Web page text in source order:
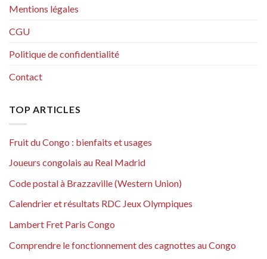
Mentions légales
CGU
Politique de confidentialité
Contact
TOP ARTICLES
Fruit du Congo : bienfaits et usages
Joueurs congolais au Real Madrid
Code postal à Brazzaville (Western Union)
Calendrier et résultats RDC Jeux Olympiques
Lambert Fret Paris Congo
Comprendre le fonctionnement des cagnottes au Congo